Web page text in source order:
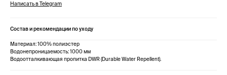
Написать в Telegram
Состав и рекомендации по уходу
Материал: 100% полиэстер
Водонепроницаемость: 1000 мм
Водоотталкивающая пропитка DWR (Durable Water Repellent).